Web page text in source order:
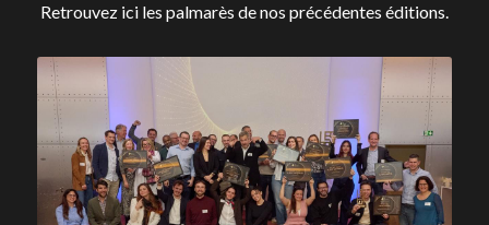
Retrouvez ici les palmarès de nos précédentes éditions.